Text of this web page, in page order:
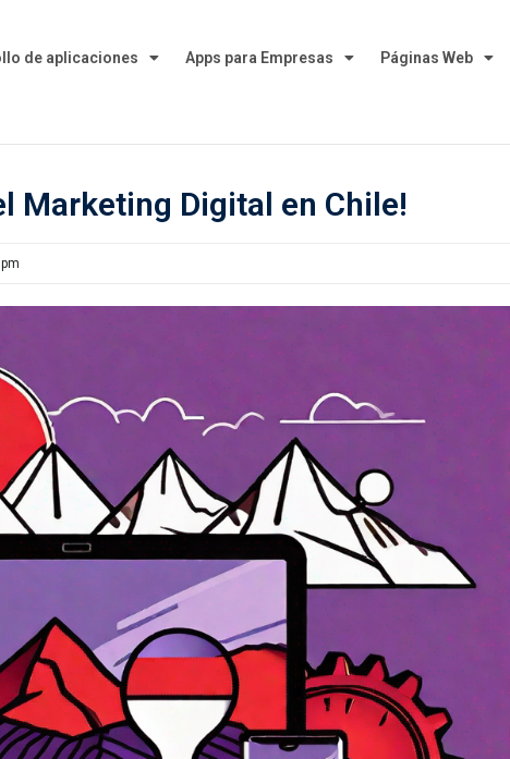
de aplicaciones Apps para Empresas Páginas Web
Marketing Digital en Chile!